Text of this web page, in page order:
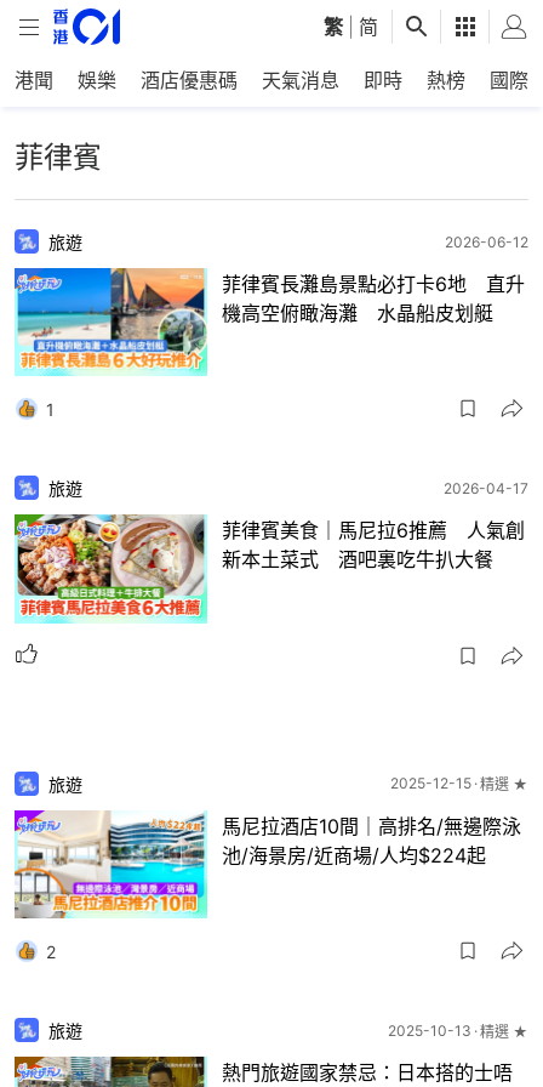
繁 简
港聞 娛樂 酒店優惠碼 天氣消息 即時 熱榜 國際
菲律賓
旅遊 2026-06-12
菲律賓長灘島景點必打卡6地 直升
機高空俯瞰海灘 水晶船皮划艇
1
旅遊 2026-04-17
菲律賓美食｜馬尼拉6推薦 人氣創
新本土菜式 酒吧裏吃牛扒大餐
旅遊 2025-12-15 精選 ★
馬尼拉酒店10間｜高排名/無邊際泳
池/海景房/近商場/人均$224起
2
旅遊 2025-10-13 精選 ★
熱門旅遊國家禁忌：日本搭的士唔